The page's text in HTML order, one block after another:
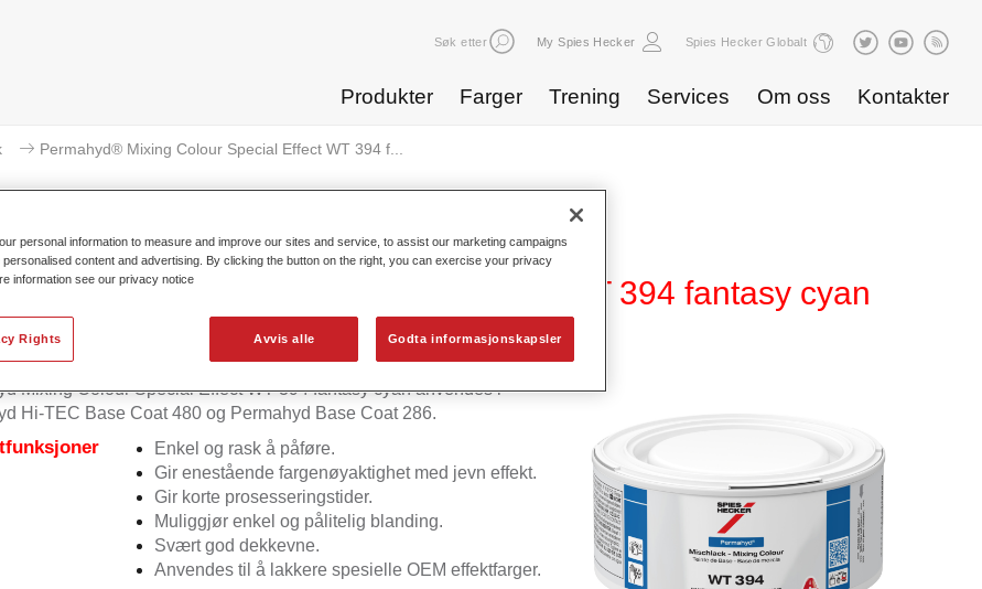
Søk etter My Spies Hecker Spies Hecker Globalt
Produkter Farger Trening Services Om oss Kontakter
Permahyd® Mixing Colour Special Effect WT 394 f...
Mixing Colour Special Effect WT 394 fantasy cyan
Mixing Colour Special Effect WT 394 fantasy cyan anvendes i
Hi-TEC Base Coat 480 og Permahyd Base Coat 286.
Enkel og rask å påføre.
Gir enestående fargenøyaktighet med jevn effekt.
Gir korte prosesseringstider.
Muliggjør enkel og pålitelig blanding.
Svært god dekkevne.
Anvendes til å lakkere spesielle OEM effektfarger.
personal information to measure and improve our sites and service, to assist our marketing campaigns
personalised content and advertising. By clicking the button on the right, you can exercise your privacy
information see our privacy notice
Avvis alle Godta informasjonskapsler
Rights